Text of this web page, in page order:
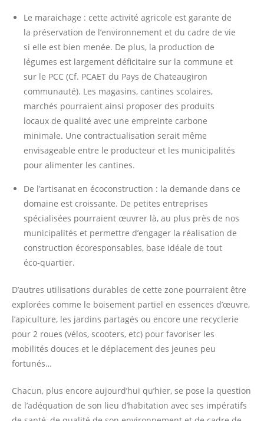
Le maraichage : cette activité agricole est garante de
la préservation de l’environnement et du cadre de vie
si elle est bien menée. De plus, la production de
légumes est largement déficitaire sur la commune et
sur le PCC (Cf. PCAET du Pays de Chateaugiron
communauté). Les magasins, cantines scolaires,
marchés pourraient ainsi proposer des produits
locaux de qualité avec une empreinte carbone
minimale. Une contractualisation serait même
envisageable entre le producteur et les municipalités
pour alimenter les cantines.
De l’artisanat en écoconstruction : la demande dans ce
domaine est croissante. De petites entreprises
spécialisées pourraient œuvrer là, au plus près de nos
municipalités et permettre d’engager la réalisation de
construction écoresponsables, base idéale de tout
éco-quartier.
D’autres utilisations durables de cette zone pourraient être
explorées comme le boisement partiel en essences d’œuvre,
l’apiculture, les jardins partagés ou encore une recyclerie
pour 2 roues (vélos, scooters, etc) pour favoriser les
mobilités douces et le déplacement des jeunes peu
fortunés…
Chacun, plus encore aujourd’hui qu’hier, se pose la question
de l’adéquation de son lieu d’habitation avec ses impératifs